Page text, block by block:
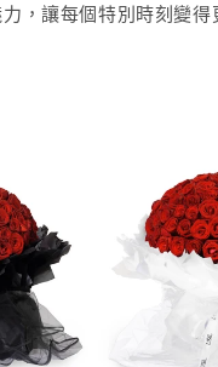
，讓每個特別時刻變得